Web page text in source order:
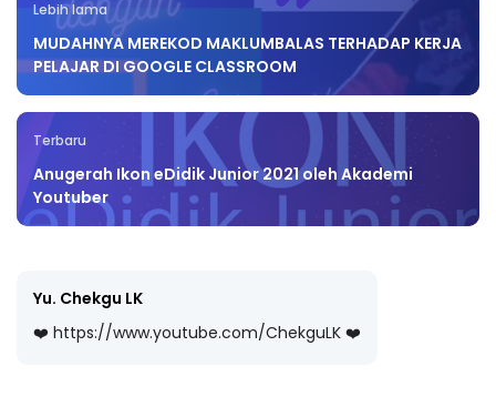
Lebih lama
MUDAHNYA MEREKOD MAKLUMBALAS TERHADAP KERJA
PELAJAR DI GOOGLE CLASSROOM
Terbaru
Anugerah Ikon eDidik Junior 2021 oleh Akademi
Youtuber
Yu. Chekgu LK
❤️ https://www.youtube.com/ChekguLK ❤️